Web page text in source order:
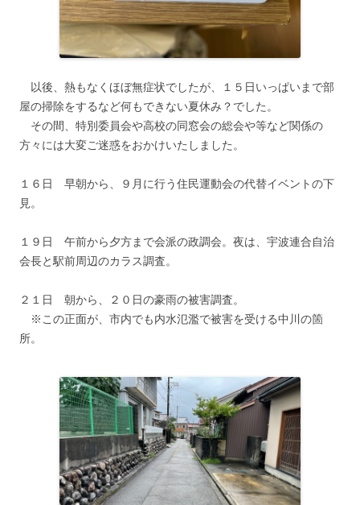
以後、熱もなくほぼ無症状でしたが、１５日いっぱいまで部
屋の掃除をするなど何もできない夏休み？でした。
その間、特別委員会や高校の同窓会の総会や等など関係の
方々には大変ご迷惑をおかけいたしました。
１６日 早朝から、９月に行う住民運動会の代替イベントの下
見。
１９日 午前から夕方まで会派の政調会。夜は、宇波連合自治
会長と駅前周辺のカラス調査。
２１日 朝から、２０日の豪雨の被害調査。
※この正面が、市内でも内水氾濫で被害を受ける中川の箇
所。